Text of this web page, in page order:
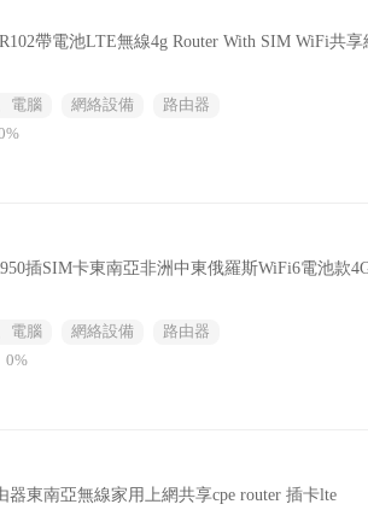
帶電池LTE無線4g Router With SIM WiFi共享
電腦 網絡設備
路由器
插SIM卡東南亞非洲中東俄羅斯WiFi6電池款
電腦 網絡設備
路由器
0%
器東南亞無線家用上網共享cpe router 插卡lte